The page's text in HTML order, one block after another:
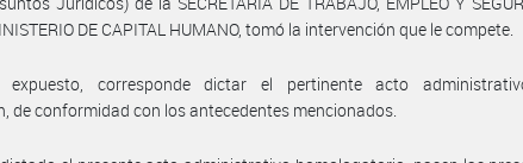
DE CAPITAL HUMANO, tomó la intervención que le compete.
corresponde dictar el pertinente acto
de conformidad con los antecedentes mencionados.